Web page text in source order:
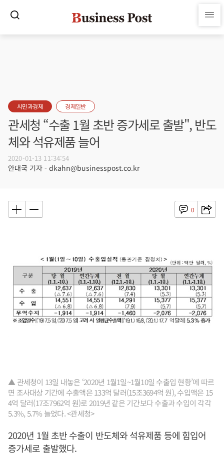
시민과경제 경제일반
관세청 “수출 1월 초반 증가세로 출발", 반도
체와 석유제품 늘어
2020-01-13 11:34:54
안대국 기자 - dkahn@businesspost.co.kr
0
▲ 관세청이 13일 내놓은 ‘2020년 1월1일~1월10일 수출입 현황’에 따르
면 조사대상 기간에 수출액은 133억 달러(15조3694억 원), 수입액은 15
4억 달러(17조7962억 원)로 2019년 같은 기간보다 수출과 수입이 각각
5.3%, 5.7% 늘었다. <관세청>
2020년 1월 초반 수출이 반도체와 석유제품 등에 힘입어
증가세로 출발했다.